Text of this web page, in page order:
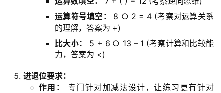
运算符号填空：
8 ○ 2 = 4 (考察对运算关系
的理解，答案为 ÷)
比大小：
5 + 6 ○ 13 – 1 (考察计算和比较能
力，答案为 <)
进退位要求：
作用：
专门针对加减法设计，让练习更有针对